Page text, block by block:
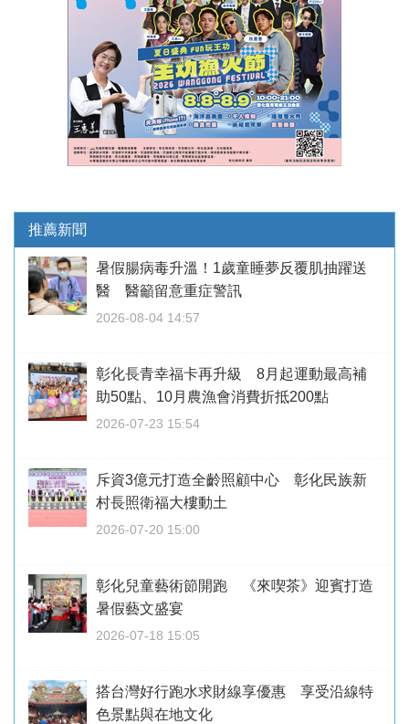
推薦新聞
暑假腸病毒升溫！1歲童睡夢反覆肌抽躍送
醫 醫籲留意重症警訊
2026-08-04 14:57
彰化長青幸福卡再升級 8月起運動最高補
助50點、10月農漁會消費折抵200點
2026-07-23 15:54
斥資3億元打造全齡照顧中心 彰化民族新
村長照衛福大樓動土
2026-07-20 15:00
彰化兒童藝術節開跑 《來喫茶》迎賓打造
暑假藝文盛宴
2026-07-18 15:05
搭台灣好行跑水求財線享優惠 享受沿線特
色景點與在地文化